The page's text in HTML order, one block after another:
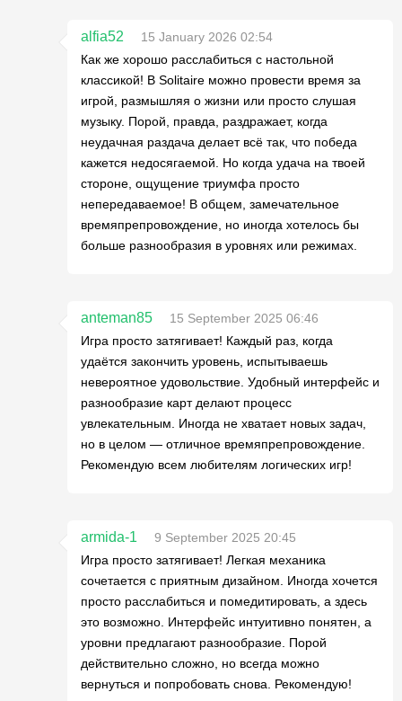
alfia52
15 January 2026 02:54
Как же хорошо расслабиться с настольной
классикой! В Solitaire можно провести время за
игрой, размышляя о жизни или просто слушая
музыку. Порой, правда, раздражает, когда
неудачная раздача делает всё так, что победа
кажется недосягаемой. Но когда удача на твоей
стороне, ощущение триумфа просто
непередаваемое! В общем, замечательное
времяпрепровождение, но иногда хотелось бы
больше разнообразия в уровнях или режимах.
anteman85
15 September 2025 06:46
Игра просто затягивает! Каждый раз, когда
удаётся закончить уровень, испытываешь
невероятное удовольствие. Удобный интерфейс и
разнообразие карт делают процесс
увлекательным. Иногда не хватает новых задач,
но в целом — отличное времяпрепровождение.
Рекомендую всем любителям логических игр!
armida-1
9 September 2025 20:45
Игра просто затягивает! Легкая механика
сочетается с приятным дизайном. Иногда хочется
просто расслабиться и помедитировать, а здесь
это возможно. Интерфейс интуитивно понятен, а
уровни предлагают разнообразие. Порой
действительно сложно, но всегда можно
вернуться и попробовать снова. Рекомендую!